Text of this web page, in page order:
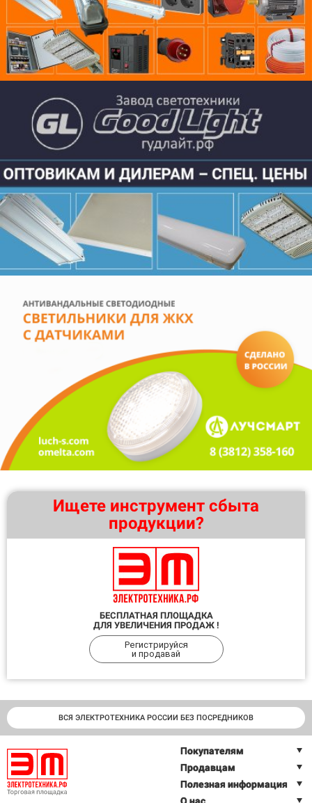
Ищете инструмент сбыта
продукции?
БЕСПЛАТНАЯ ПЛОЩАДКА
ДЛЯ УВЕЛИЧЕНИЯ ПРОДАЖ !
Регистрируйся
и продавай
ВСЯ ЭЛЕКТРОТЕХНИКА РОССИИ БЕЗ ПОСРЕДНИКОВ
Покупателям
Продавцам
Полезная информация
О нас